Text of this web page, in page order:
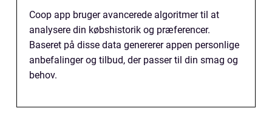
Coop app bruger avancerede algoritmer til at
analysere din købshistorik og præferencer.
Baseret på disse data genererer appen personlige
anbefalinger og tilbud, der passer til din smag og
behov.